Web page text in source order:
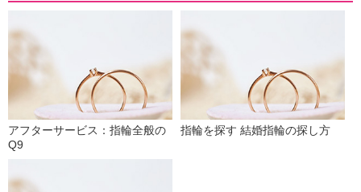
アフターサービス：指輪全般の
Q9
指輪を探す 結婚指輪の探し方